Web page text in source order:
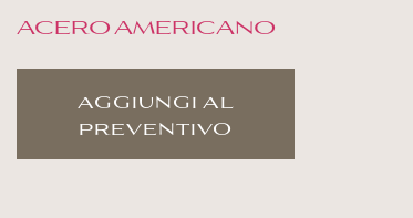
ACERO AMERICANO
aggiungi al
preventivo